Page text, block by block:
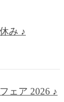
み ♪
ェア 2026 ♪